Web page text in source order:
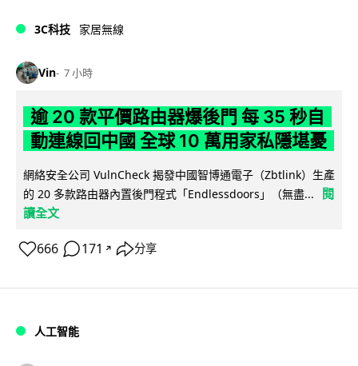
3C科技 家居無線
Vin 7 小時
逾 20 款平價路由器爆後門 每 35 秒自
動連線回中國 全球 10 萬用家私隱堪憂
網絡安全公司 VulnCheck 揭發中國智博通電子（Zbtlink）生產
的 20 多款路由器內置後門程式「Endlessdoors」（無盡...
閱
讀全文
666 171 ↗ 分享
人工智能